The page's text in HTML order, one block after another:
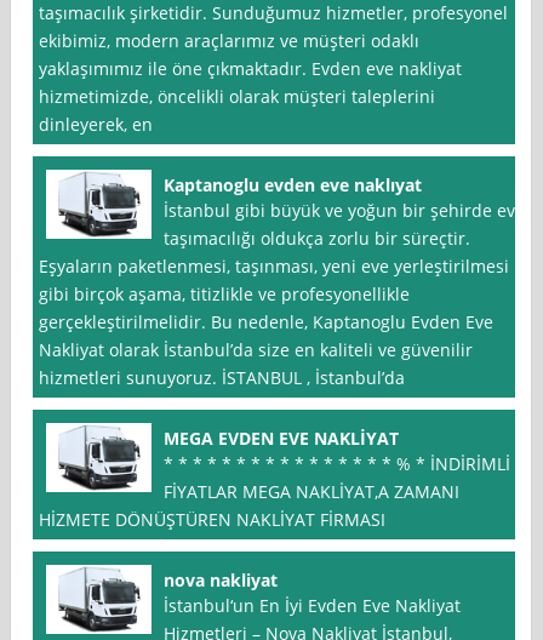
taşımacılık şirketidir. Sunduğumuz hizmetler, profesyonel
ekibimiz, modern araçlarımız ve müşteri odaklı
yaklaşımımız ile öne çıkmaktadır. Evden eve nakliyat
hizmetimizde, öncelikli olarak müşteri taleplerini
dinleyerek, en
Kaptanoglu evden eve naklıyat
İstanbul gibi büyük ve yoğun bir şehirde ev
taşımacılığı oldukça zorlu bir süreçtir.
Eşyaların paketlenmesi, taşınması, yeni eve yerleştirilmesi
gibi birçok aşama, titizlikle ve profesyonellikle
gerçekleştirilmelidir. Bu nedenle, Kaptanoglu Evden Eve
Nakliyat olarak İstanbul’da size en kaliteli ve güvenilir
hizmetleri sunuyoruz. İSTANBUL , İstanbul’da
MEGA EVDEN EVE NAKLİYAT
* * * * * * * * * * * * * * * * % * İNDİRİMLİ
FİYATLAR MEGA NAKLİYAT,A ZAMANI
HİZMETE DÖNÜŞTÜREN NAKLİYAT FİRMASI
nova nakliyat
İstanbul‘un En İyi Evden Eve Nakliyat
Hizmetleri – Nova Nakliyat İstanbul,